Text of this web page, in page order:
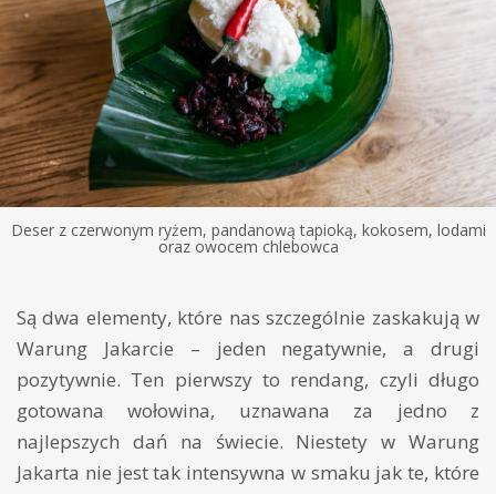
Deser z czerwonym ryżem, pandanową tapioką, kokosem, lodami
oraz owocem chlebowca
Są dwa elementy, które nas szczególnie zaskakują w
Warung Jakarcie – jeden negatywnie, a drugi
pozytywnie. Ten pierwszy to rendang, czyli długo
gotowana wołowina, uznawana za jedno z
najlepszych dań na świecie. Niestety w Warung
Jakarta nie jest tak intensywna w smaku jak te, które